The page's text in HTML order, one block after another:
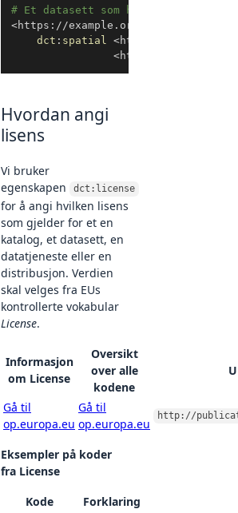
# Et datasett som har Jotunheimen
<https://example.org/datasett2
dct : spatial <https://
<https://
Hvordan angi
lisens
Vi bruker
egenskapen
dct:license
for å angi hvilken lisens
som gjelder for et en
katalog, et datasett, en
datatjeneste eller en
distribusjon. Verdien
skal velges fra EUs
kontrollerte vokabular
License.
Informasjon
om License
Oversikt
over alle
kodene
Gå til
op.europa.eu
Gå til
op.europa.eu
http://
Eksempler på koder
fra License
Kode
Forklaring